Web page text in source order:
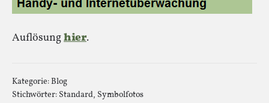
Auflösunghier.
Kategorie:Blog
Stichwörter: Standard, Symbolfotos